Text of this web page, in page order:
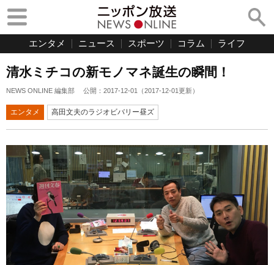
エンタメ ニュース スポーツ コラム ライフ
清水ミチコの新モノマネ誕生の瞬間！
NEWS ONLINE 編集部 公開： 2017-12-01 （2017-12-01更新）
エンタメ 高田文夫のラジオビバリー昼ズ